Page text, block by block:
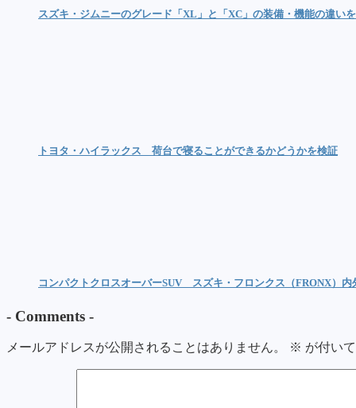
スズキ・ジムニーのグレード「XL」と「XC」の装備・機能の違い
トヨタ・ハイラックス 荷台で寝ることができるかどうかを検証
コンパクトクロスオーバーSUV スズキ・フロンクス（FRONX）
- Comments -
メールアドレスが公開されることはありません。 ※ が付い